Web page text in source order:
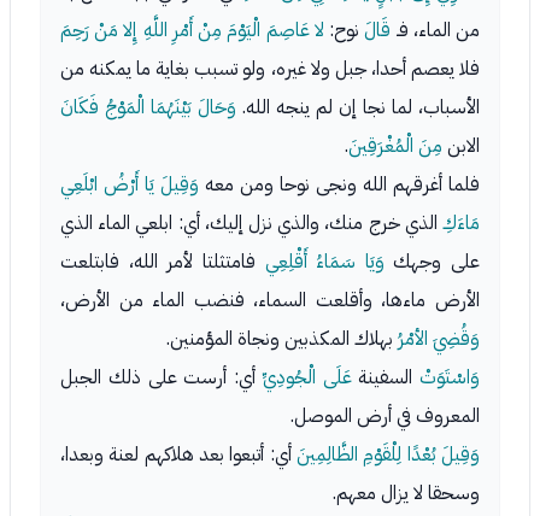
من الماء، فـ قَالَنوح: لا عَاصِمَ الْيَوْمَ مِنْ أَمْرِ اللَّهِ إِلا مَنْ رَحِمَ
فلا يعصم أحدا، جبل ولا غيره، ولو تسبب بغاية ما يمكنه من
الأسباب، لما نجا إن لم ينجه الله. وَحَالَ بَيْنَهُمَا الْمَوْجُ فَكَانَ
الابن مِنَ الْمُغْرَقِينَ.
فلما أغرقهم الله ونجى نوحا ومن معه وَقِيلَ يَا أَرْضُ ابْلَعِي
مَاءَكِ الذي خرج منك، والذي نزل إليك، أي: ابلعي الماء الذي
على وجهك وَيَا سَمَاءُ أَقْلِعِي فامتثلتا لأمر الله، فابتلعت
الأرض ماءها، وأقلعت السماء، فنضب الماء من الأرض،
وَقُضِيَ الأمْرُ بهلاك المكذبين ونجاة المؤمنين.
وَاسْتَوَتْ السفينةعَلَى الْجُودِيِّأي: أرست على ذلك الجبل
المعروف في أرض الموصل.
وَقِيلَ بُعْدًا لِلْقَوْمِ الظَّالِمِينَأي: أتبعوا بعد هلاكهم لعنة وبعدا،
وسحقا لا يزال معهم.